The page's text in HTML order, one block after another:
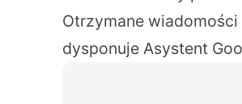
Otrzymane
dysponuje Asystent